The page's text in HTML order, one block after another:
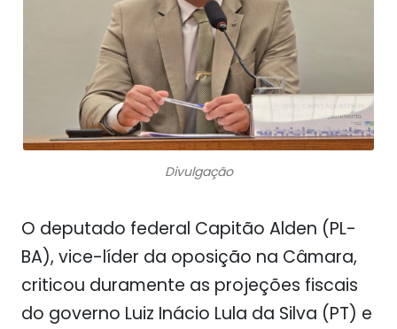
Divulgação
O deputado federal Capitão Alden (PL-
BA), vice-líder da oposição na Câmara,
criticou duramente as projeções fiscais
do governo Luiz Inácio Lula da Silva (PT) e